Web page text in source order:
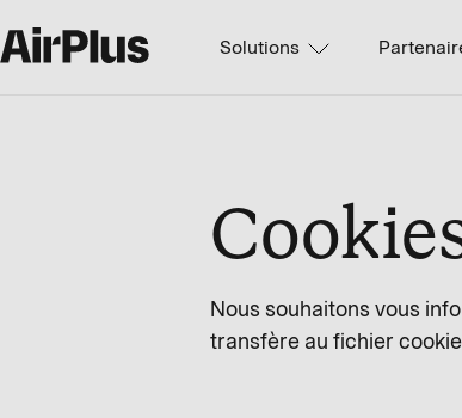
Solutions
Nous souhaitons vous
transfère au fichier